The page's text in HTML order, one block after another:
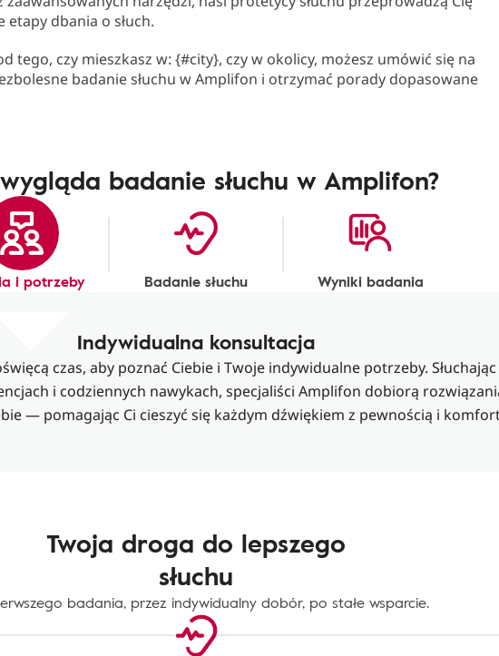
etapy dbania o słuch.
tego, czy mieszkasz w: {#city}, czy w okolicy, możesz umówić się na
badanie słuchu w Amplifon i otrzymać porady dopasowane
badanie słuchu w Amplifon?
i potrzeby Badanie słuchu Wyniki badania
Indywidualna konsultacja
czas, aby poznać Ciebie i Twoje indywidualne potrzeby.
i codziennych nawykach, specjaliści Amplifon dobiorą
— pomagając Ci cieszyć się każdym dźwiękiem z pewnością i
Twoja droga do lepszego
słuchu
badania, przez indywidualny dobór, po stałe wsparcie.